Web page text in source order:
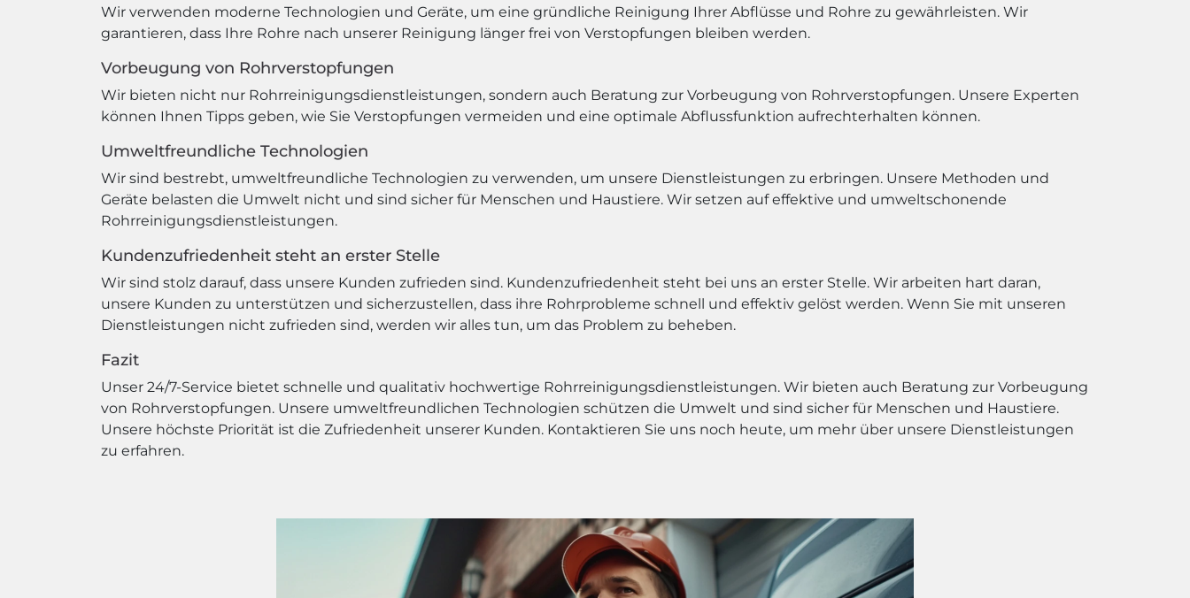
Wir verwenden moderne Technologien und Geräte, um eine gründliche Reinigung Ihrer Abflüsse und Rohre zu gewährleisten. Wir
garantieren, dass Ihre Rohre nach unserer Reinigung länger frei von Verstopfungen bleiben werden.
Vorbeugung von Rohrverstopfungen
Wir bieten nicht nur Rohrreinigungsdienstleistungen, sondern auch Beratung zur Vorbeugung von Rohrverstopfungen. Unsere Experten
können Ihnen Tipps geben, wie Sie Verstopfungen vermeiden und eine optimale Abflussfunktion aufrechterhalten können.
Umweltfreundliche Technologien
Wir sind bestrebt, umweltfreundliche Technologien zu verwenden, um unsere Dienstleistungen zu erbringen. Unsere Methoden und
Geräte belasten die Umwelt nicht und sind sicher für Menschen und Haustiere. Wir setzen auf effektive und umweltschonende
Rohrreinigungsdienstleistungen.
Kundenzufriedenheit steht an erster Stelle
Wir sind stolz darauf, dass unsere Kunden zufrieden sind. Kundenzufriedenheit steht bei uns an erster Stelle. Wir arbeiten hart daran,
unsere Kunden zu unterstützen und sicherzustellen, dass ihre Rohrprobleme schnell und effektiv gelöst werden. Wenn Sie mit unseren
Dienstleistungen nicht zufrieden sind, werden wir alles tun, um das Problem zu beheben.
Fazit
Unser 24/7-Service bietet schnelle und qualitativ hochwertige Rohrreinigungsdienstleistungen. Wir bieten auch Beratung zur Vorbeugung
von Rohrverstopfungen. Unsere umweltfreundlichen Technologien schützen die Umwelt und sind sicher für Menschen und Haustiere.
Unsere höchste Priorität ist die Zufriedenheit unserer Kunden. Kontaktieren Sie uns noch heute, um mehr über unsere Dienstleistungen
zu erfahren.